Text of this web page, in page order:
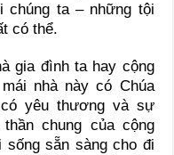
chúng ta – những tội
có thể.
gia đình ta hay cộng
nhà này có Chúa
yêu thương và sự
chung của cộng
sẵn sàng cho đi